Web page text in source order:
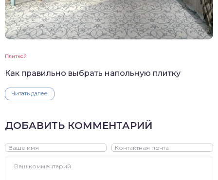
Плиткой
Как правильно выбрать напольную плитку
Читать далее
ДОБАВИТЬ КОММЕНТАРИЙ